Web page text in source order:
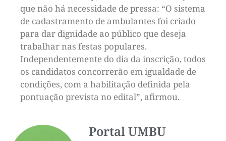
que não há necessidade de pressa: “O sistema
de cadastramento de ambulantes foi criado
para dar dignidade ao público que deseja
trabalhar nas festas populares.
Independentemente do dia da inscrição, todos
os candidatos concorrerão em igualdade de
condições, com a habilitação definida pela
pontuação prevista no edital”, afirmou.
Portal UMBU